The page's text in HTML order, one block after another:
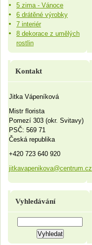
5 zima - Vánoce
6 drátěné výrobky
7 interiér
8 dekorace z umělých
rostlin
Kontakt
Jitka Vápeníková
Mistr florista
Pomezí 303 (okr. Svitavy)
PSČ: 569 71
Česká republika
+420 723 640 920
jitkavapenikova@centrum.cz
Vyhledávání